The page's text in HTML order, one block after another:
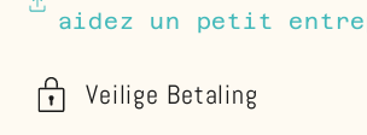
aidez un petit
Veilige Betaling